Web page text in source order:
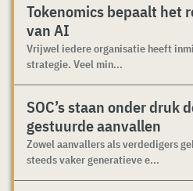
Tokenomics bepaalt het
van AI
Vrijwel iedere organisatie heeft
strategie. Veel min...
SOC’s staan onder druk
gestuurde aanvallen
Zowel aanvallers als verdedigers
steeds vaker generatieve e...